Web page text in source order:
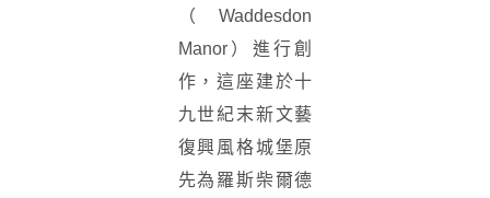
（Waddesdon
Manor）進行創
作，這座建於十
九世紀末新文藝
復興風格城堡原
先為羅斯柴爾德